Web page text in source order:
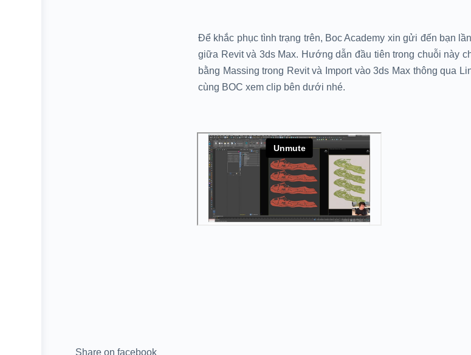
Để khắc phục tình trạng trên, Boc Academy xin gửi đến bạn
giữa Revit và 3ds Max. Hướng dẫn đầu tiên trong chuỗi này
bằng Massing trong Revit và Import vào 3ds Max thông qua
cùng BOC xem clip bên dưới nhé.
Share on facebook